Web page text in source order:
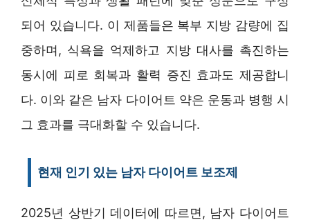
되어 있습니다. 이 제품들은 복부 지방 감량에 집
중하며, 식욕을 억제하고 지방 대사를 촉진하는
동시에 피로 회복과 활력 증진 효과도 제공합니
다. 이와 같은 남자 다이어트 약은 운동과 병행 시
그 효과를 극대화할 수 있습니다.
현재 인기 있는 남자 다이어트 보조제
2025년 상반기 데이터에 따르면, 남자 다이어트